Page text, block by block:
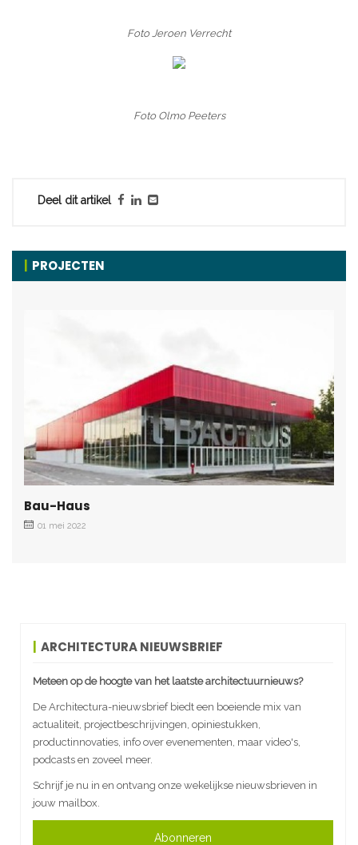
Foto Jeroen Verrecht
Foto Olmo Peeters
Deel dit artikel
PROJECTEN
Bau-Haus
01 mei 2022
ARCHITECTURA NIEUWSBRIEF
Meteen op de hoogte van het laatste architectuurnieuws?
De Architectura-nieuwsbrief biedt een boeiende mix van
actualiteit, projectbeschrijvingen, opiniestukken,
productinnovaties, info over evenementen, maar video's,
podcasts en zoveel meer.
Schrijf je nu in en ontvang onze wekelijkse nieuwsbrieven in
jouw mailbox.
Abonneren